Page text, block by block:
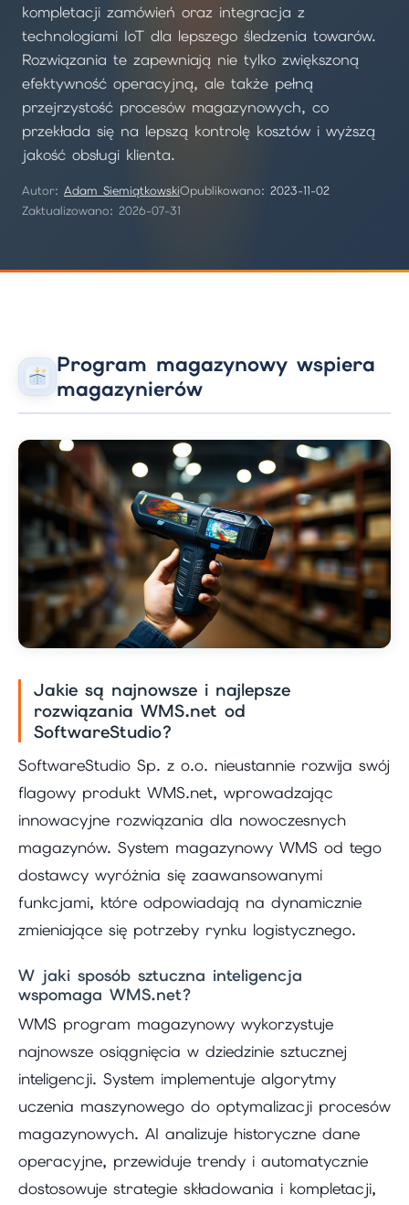
kompletacji zamówień oraz integracja z
technologiami IoT dla lepszego śledzenia towarów.
Rozwiązania te zapewniają nie tylko zwiększoną
efektywność operacyjną, ale także pełną
przejrzystość procesów magazynowych, co
przekłada się na lepszą kontrolę kosztów i wyższą
jakość obsługi klienta.
Autor: Adam SiemiątkowskiOpublikowano: 2023-11-02
Zaktualizowano: 2026-07-31
Program magazynowy wspiera
magazynierów
Jakie są najnowsze i najlepsze
rozwiązania WMS.net od
SoftwareStudio?
SoftwareStudio Sp. z o.o. nieustannie rozwija swój
flagowy produkt WMS.net, wprowadzając
innowacyjne rozwiązania dla nowoczesnych
magazynów. System magazynowy WMS od tego
dostawcy wyróżnia się zaawansowanymi
funkcjami, które odpowiadają na dynamicznie
zmieniające się potrzeby rynku logistycznego.
W jaki sposób sztuczna inteligencja
wspomaga WMS.net?
WMS program magazynowy wykorzystuje
najnowsze osiągnięcia w dziedzinie sztucznej
inteligencji. System implementuje algorytmy
uczenia maszynowego do optymalizacji procesów
magazynowych. AI analizuje historyczne dane
operacyjne, przewiduje trendy i automatycznie
dostosowuje strategie składowania i kompletacji,